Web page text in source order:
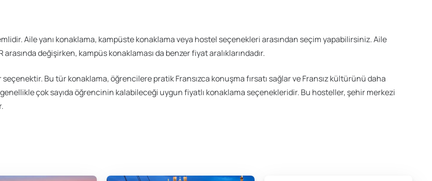
Aile yanı konaklama, kampüste konaklama veya hostel seçenekleri arasından seçim yapabilirsiniz. Aile
değişirken, kampüs konaklaması da benzer fiyat aralıklarındadır.
Bu tür konaklama, öğrencilere pratik Fransızca konuşma fırsatı sağlar ve Fransız kültürünü daha
çok sayıda öğrencinin kalabileceği uygun fiyatlı konaklama seçenekleridir. Bu hosteller, şehir merkezi